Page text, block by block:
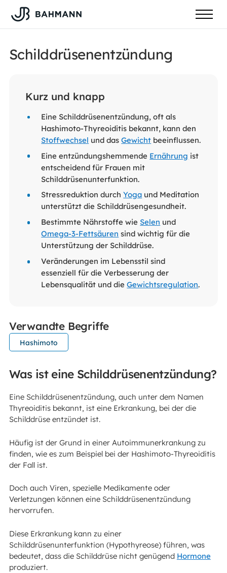
Schilddrüsenentzündung
Kurz und knapp
Eine Schilddrüsenentzündung, oft als
Hashimoto-Thyreoiditis bekannt, kann den
Stoffwechsel und dasGewicht beeinflussen.
Eine entzündungshemmende Ernährung ist
entscheidend für Frauen mit
Schilddrüsenunterfunktion.
Stressreduktion durchYoga und Meditation
unterstützt die Schilddrüsengesundheit.
Bestimmte Nährstoffe wie Selen und
Omega-3-Fettsäuren sind wichtig für die
Unterstützung der Schilddrüse.
Veränderungen im Lebensstil sind
essenziell für die Verbesserung der
Lebensqualität und dieGewichtsregulation.
Verwandte Begriffe
Hashimoto
Was ist eine Schilddrüsenentzündung?
Eine Schilddrüsenentzündung, auch unter dem Namen
Thyreoiditis bekannt, ist eine Erkrankung, bei der die
Schilddrüse entzündet ist.
Häufig ist der Grund in einer Autoimmunerkrankung zu
finden, wie es zum Beispiel bei der Hashimoto-Thyreoiditis
der Fall ist.
Doch auch Viren, spezielle Medikamente oder
Verletzungen können eine Schilddrüsenentzündung
hervorrufen.
Diese Erkrankung kann zu einer
Schilddrüsenunterfunktion (Hypothyreose) führen, was
bedeutet, dass die Schilddrüse nicht genügend Hormone
produziert.